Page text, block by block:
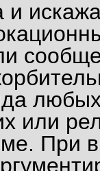
и
или
При